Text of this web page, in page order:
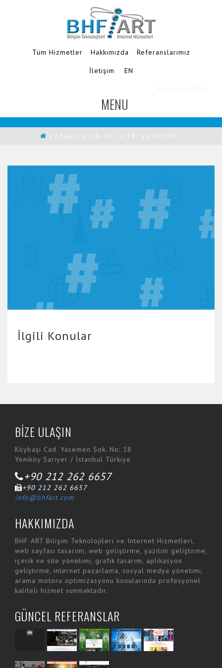
Tüm Hizmetler Hakkımızda Referanslarımız
İletişim
EN
MENU
TOGGLE
NAVIGATION
/Ara/icerik-ve-site-yonetimi
İlgili Konular
BİZE ULAŞIN
Köybaşı Cad. Yasemen Sok. No: 18
Yeniköy Sarıyer / İstanbul Türkiye
+90 212 262 6657
+90 212 262 6657
info@bhfart.com
HAKKIMIZDA
BHF ART Bilişim Teknolojileri ve Internet Hizmetleri,
web sayfası tasarımı, web geliştirme, yazılım geliştirme,
içerik ve site yönetimi, grafik tasarım, aplikasyon
geliştirme, internet pazarlama, sosyal medya yönetimi,
arama motoru optimizasyonu konularında profesyonel
kaliteli hizmet sunmaktadır.
GÜNCEL REFERANSLAR